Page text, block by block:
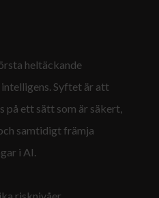
heltäckande
Syftet är att
på ett sätt som är säkert,
samtidigt främja
i AI.
risknivåer